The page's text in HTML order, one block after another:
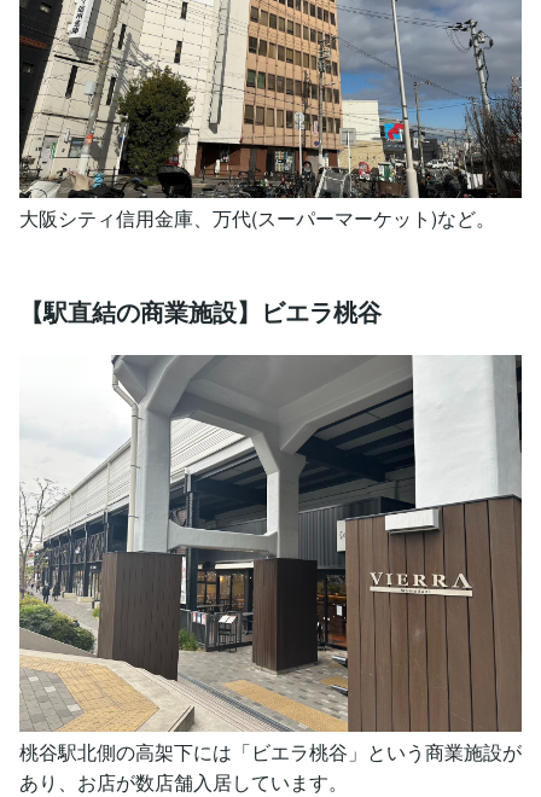
大阪シティ信用金庫、万代(スーパーマーケット)など。
【駅直結の商業施設】ビエラ桃谷
桃谷駅北側の高架下には「ビエラ桃谷」という商業施設が
あり、お店が数店舗入居しています。